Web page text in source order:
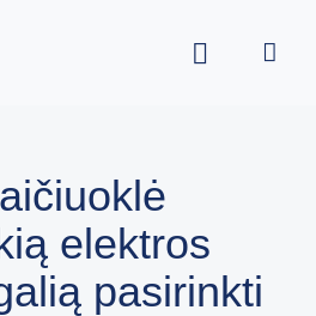
elektros
pasirinkti